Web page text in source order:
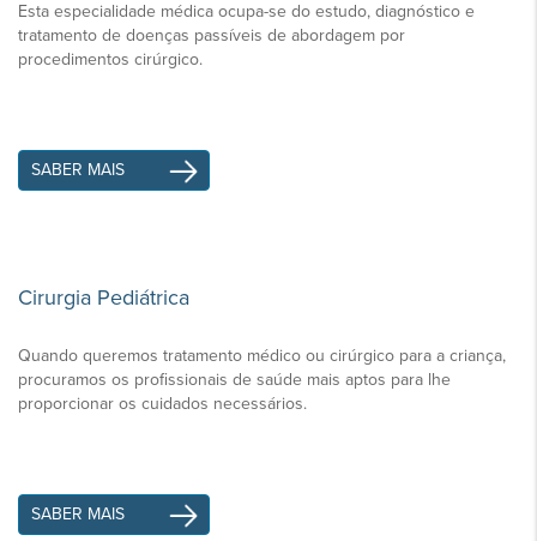
Esta especialidade médica ocupa-se do estudo, diagnóstico e
tratamento de doenças passíveis de abordagem por
procedimentos cirúrgico.
SABER MAIS
Cirurgia Pediátrica
Quando queremos tratamento médico ou cirúrgico para a criança,
procuramos os profissionais de saúde mais aptos para lhe
proporcionar os cuidados necessários.
SABER MAIS